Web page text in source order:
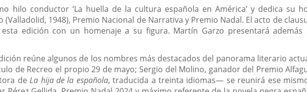
hilo conductor ‘La huella de la cultura española en América’ y dedica su
1948), Premio Nacional de Narrativa y Premio Nadal. El acto de
edición con un homenaje a su figura. Martín Garzo presentará además
reúne algunos de los nombres más destacados del panorama literario
de Recreo el propio 29 de mayo; Sergio del Molino, ganador del Premio
deLa hija de la española, traducida a treinta idiomas— se reunirá ese